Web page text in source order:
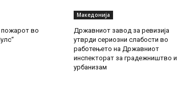
пожарот во
Македонија
Државниот завод за ревизија
утврди сериозни слабости во
работењето на Државниот
инспекторат за градежништво и
урбанизам